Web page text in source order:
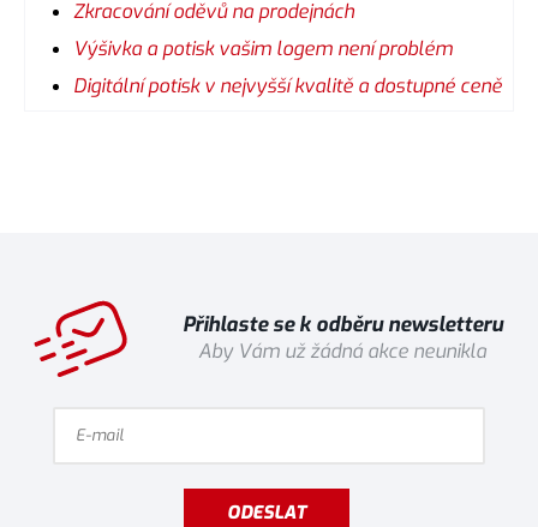
Zkracování oděvů na prodejnách
Výšivka a potisk vašim logem není problém
Digitální potisk v nejvyšší kvalitě a dostupné ceně
Přihlaste se k odběru newsletteru
Aby Vám už žádná akce neunikla
ODESLAT